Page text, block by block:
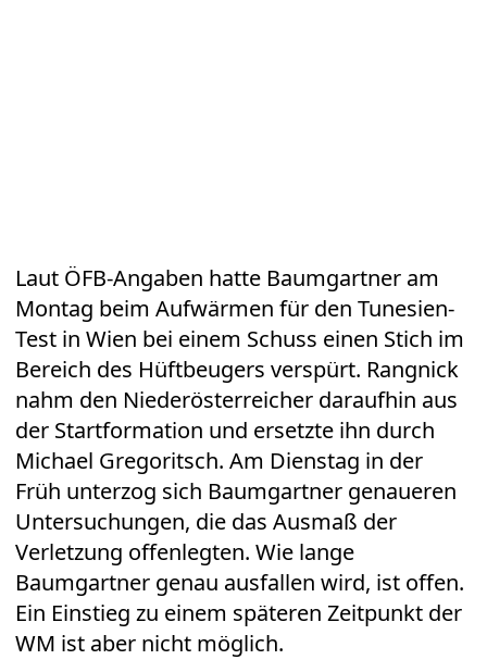
Laut ÖFB-Angaben hatte Baumgartner am
Montag beim Aufwärmen für den Tunesien-
Test in Wien bei einem Schuss einen Stich im
Bereich des Hüftbeugers verspürt. Rangnick
nahm den Niederösterreicher daraufhin aus
der Startformation und ersetzte ihn durch
Michael Gregoritsch. Am Dienstag in der
Früh unterzog sich Baumgartner genaueren
Untersuchungen, die das Ausmaß der
Verletzung offenlegten. Wie lange
Baumgartner genau ausfallen wird, ist offen.
Ein Einstieg zu einem späteren Zeitpunkt der
WM ist aber nicht möglich.